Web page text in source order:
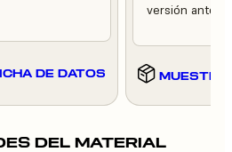
DE DATOS
versión
MUESTRA
DEL MATERIAL